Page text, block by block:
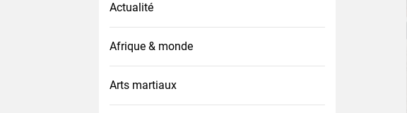
Actualité
Afrique & monde
Arts martiaux